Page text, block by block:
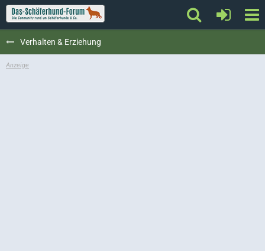
Verhalten & Erziehung